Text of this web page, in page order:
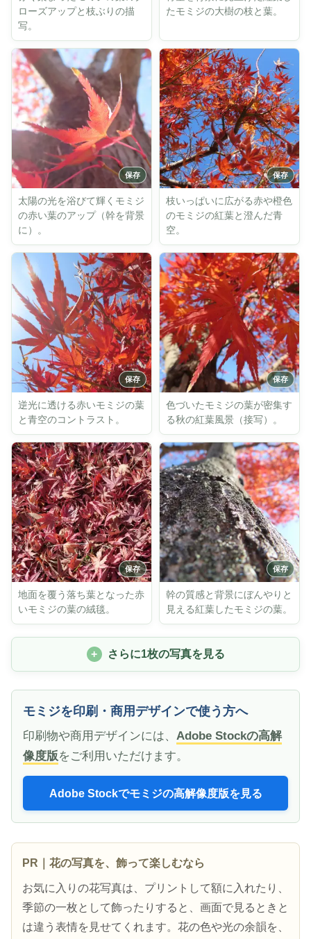
ローズアップと枝ぶりの描
写。
たモミジの大樹の枝と葉。
太陽の光を浴びて輝くモミジ
の赤い葉のアップ（幹を背景
に）。
枝いっぱいに広がる赤や橙色
のモミジの紅葉と澄んだ青
空。
逆光に透ける赤いモミジの葉
と青空のコントラスト。
色づいたモミジの葉が密集す
る秋の紅葉風景（接写）。
地面を覆う落ち葉となった赤
いモミジの葉の絨毯。
幹の質感と背景にぼんやりと
見える紅葉したモミジの葉。
さらに1枚の写真を見る
モミジを印刷・商用デザインで使う方へ
印刷物や商用デザインには、 Adobe Stockの高解
像度版をご利用いただけます。
Adobe Stockでモミジの高解像度版を見る
PR｜花の写真を、飾って楽しむなら
お気に入りの花写真は、プリントして額に入れたり、
季節の一枚として飾ったりすると、画面で見るときと
は違う表情を見せてくれます。花の色や光の余韻を、